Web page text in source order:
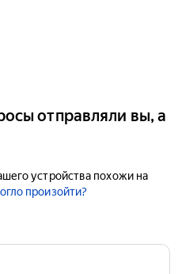
отправляли вы, а
устройства похожи на
произойти?